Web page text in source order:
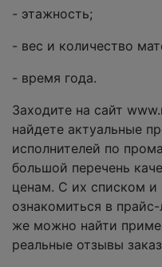
- этажность;
- вес и количество
- время года.
Заходите на сайт
найдете актуальные
исполнителей по
большой перечень
ценам. С их списком
ознакомиться в
же можно найти
реальные отзывы